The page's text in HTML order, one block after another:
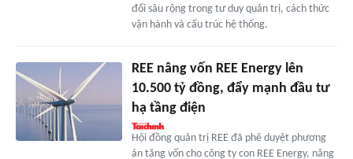
đổi sâu rộng trong tư duy quản trị, cách thức
vận hành và cấu trúc hệ thống.
REE nâng vốn REE Energy lên
10.500 tỷ đồng, đẩy mạnh đầu tư
hạ tầng điện
Hội đồng quản trị REE đã phê duyệt phương
án tăng vốn cho công ty con REE Energy, nâng